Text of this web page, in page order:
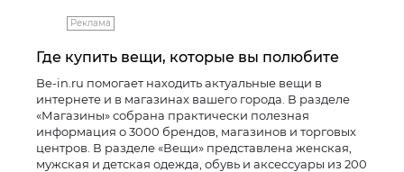
Реклама
Где купить вещи, которые вы полюбите
Be-in.ru помогает находить актуальные вещи в
интернете и в магазинах вашего города. В разделе
«Магазины» собрана практически полезная
информация о 3000 брендов, магазинов и торговых
центров. В разделе «Вещи» представлена женская,
мужская и детская одежда, обувь и аксессуары из 200